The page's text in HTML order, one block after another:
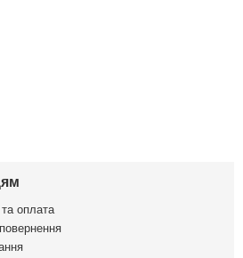
оплата